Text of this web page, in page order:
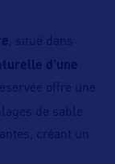
, situé dans
d’une
offre une
de sable
créant un